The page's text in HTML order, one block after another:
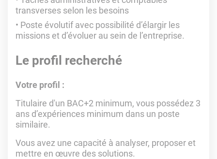
transverses selon les besoins
Poste évolutif avec possibilité d’élargir les
missions et d’évoluer au sein de l’entreprise.
Le profil recherché
Votre profil :
Titulaire d'un BAC+2 minimum, vous possédez 3
ans d’expériences minimum dans un poste
similaire.
Vous avez une capacité à analyser, proposer et
mettre en œuvre des solutions.